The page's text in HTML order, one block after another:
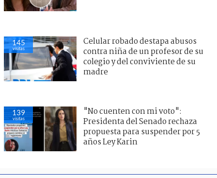
145
visitas
Celular robado destapa abusos
contra niña de un profesor de su
colegio y del conviviente de su
madre
139
visitas
"No cuenten con mi voto":
Presidenta del Senado rechaza
propuesta para suspender por 5
años Ley Karin